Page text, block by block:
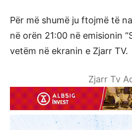
Për më shumë ju ftojmë të
në orën 21:00 në emisionin
vetëm në ekranin e Zjarr TV.
Zjarr Tv